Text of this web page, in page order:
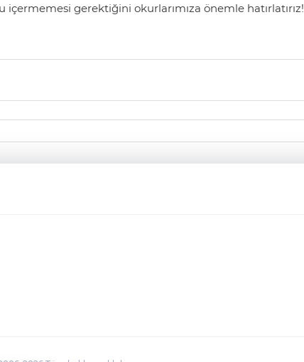
gerektiğini okurlarımıza önemle hatırlatırız!